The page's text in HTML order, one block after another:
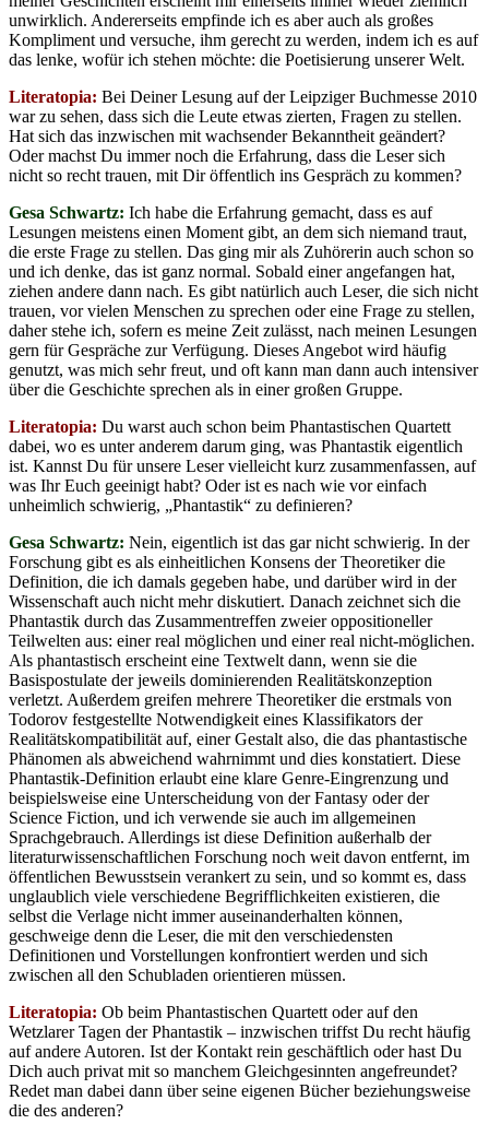
unwirklich. Andererseits empfinde ich es aber auch als großes
Kompliment und versuche, ihm gerecht zu werden, indem ich es auf
das lenke, wofür ich stehen möchte: die Poetisierung unserer Welt.
Literatopia: Bei Deiner Lesung auf der Leipziger Buchmesse 2010
war zu sehen, dass sich die Leute etwas zierten, Fragen zu stellen.
Hat sich das inzwischen mit wachsender Bekanntheit geändert?
Oder machst Du immer noch die Erfahrung, dass die Leser sich
nicht so recht trauen, mit Dir öffentlich ins Gespräch zu kommen?
Gesa Schwartz: Ich habe die Erfahrung gemacht, dass es auf
Lesungen meistens einen Moment gibt, an dem sich niemand traut,
die erste Frage zu stellen. Das ging mir als Zuhörerin auch schon so
und ich denke, das ist ganz normal. Sobald einer angefangen hat,
ziehen andere dann nach. Es gibt natürlich auch Leser, die sich nicht
trauen, vor vielen Menschen zu sprechen oder eine Frage zu stellen,
daher stehe ich, sofern es meine Zeit zulässt, nach meinen Lesungen
gern für Gespräche zur Verfügung. Dieses Angebot wird häufig
genutzt, was mich sehr freut, und oft kann man dann auch intensiver
über die Geschichte sprechen als in einer großen Gruppe.
Literatopia: Du warst auch schon beim Phantastischen Quartett
dabei, wo es unter anderem darum ging, was Phantastik eigentlich
ist. Kannst Du für unsere Leser vielleicht kurz zusammenfassen, auf
was Ihr Euch geeinigt habt? Oder ist es nach wie vor einfach
unheimlich schwierig, „Phantastik“ zu definieren?
Gesa Schwartz: Nein, eigentlich ist das gar nicht schwierig. In der
Forschung gibt es als einheitlichen Konsens der Theoretiker die
Definition, die ich damals gegeben habe, und darüber wird in der
Wissenschaft auch nicht mehr diskutiert. Danach zeichnet sich die
Phantastik durch das Zusammentreffen zweier oppositioneller
Teilwelten aus: einer real möglichen und einer real nicht-möglichen.
Als phantastisch erscheint eine Textwelt dann, wenn sie die
Basispostulate der jeweils dominierenden Realitätskonzeption
verletzt. Außerdem greifen mehrere Theoretiker die erstmals von
Todorov festgestellte Notwendigkeit eines Klassifikators der
Realitätskompatibilität auf, einer Gestalt also, die das phantastische
Phänomen als abweichend wahrnimmt und dies konstatiert. Diese
Phantastik-Definition erlaubt eine klare Genre-Eingrenzung und
beispielsweise eine Unterscheidung von der Fantasy oder der
Science Fiction, und ich verwende sie auch im allgemeinen
Sprachgebrauch. Allerdings ist diese Definition außerhalb der
literaturwissenschaftlichen Forschung noch weit davon entfernt, im
öffentlichen Bewusstsein verankert zu sein, und so kommt es, dass
unglaublich viele verschiedene Begrifflichkeiten existieren, die
selbst die Verlage nicht immer auseinanderhalten können,
geschweige denn die Leser, die mit den verschiedensten
Definitionen und Vorstellungen konfrontiert werden und sich
zwischen all den Schubladen orientieren müssen.
Literatopia: Ob beim Phantastischen Quartett oder auf den
Wetzlarer Tagen der Phantastik – inzwischen triffst Du recht häufig
auf andere Autoren. Ist der Kontakt rein geschäftlich oder hast Du
Dich auch privat mit so manchem Gleichgesinnten angefreundet?
Redet man dabei dann über seine eigenen Bücher beziehungsweise
die des anderen?